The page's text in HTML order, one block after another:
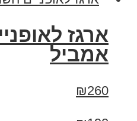
ארגז
אמביל
₪260